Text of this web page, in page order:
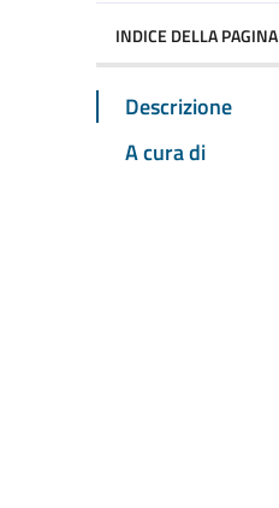
INDICE DELLA PAGINA
Descrizione
A cura di